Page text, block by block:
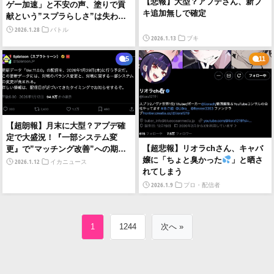
ゲー加速」と不安の声、塗りで貢
献という”スプラらしさ”は失われ
てしまうのか
2026.1.28 バトル
キ追加無しで確定
2026.1.13 ブキ
5
【超朗報】月末に大型？アプデ確
定で大盛況！『一部システム変
更』で”マッチング改善”への期待
が高まる
2026.1.12 イカニュース
11
【超悲報】リオラchさん、キャバ
嬢に「ちょと臭かった
」と晒さ
れてしまう
2026.1.9 プロ・配信者
1 1244 次へ »